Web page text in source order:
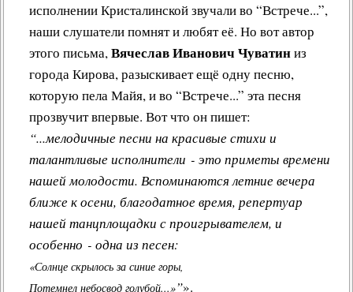
исполнении Кристалинской звучали во “Встрече...”,
наши слушатели помнят и любят её. Но вот автор
этого письма,Вячеслав Иванович Чуватиниз
города Кирова, разыскивает ещё одну песню,
которую пела Майя, и во “Встрече...” эта песня
прозвучит впервые. Вот что он пишет:
“...мелодичные песни на красивые стихи и
талантливые исполнители - это приметы времени
нашей молодости. Вспоминаются летние вечера
ближе к осени, благодатное время, репертуар
нашей танцплощадки с проигрывателем, и
особенно - одна из песен:
«Солнце скрылось за синие горы,
Потемнел небосвод голубой...»”».